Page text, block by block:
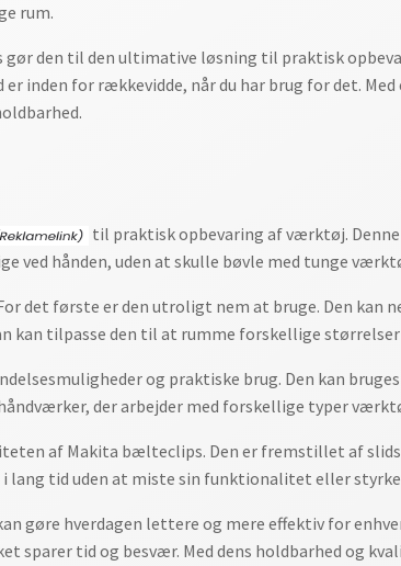
rum.
den til den ultimative løsning til praktisk
inden for rækkevidde, når du har brug for det.
til praktisk opbevaring af værktøj.
ved hånden, uden at skulle bøvle med tunge
det første er den utroligt nem at bruge. Den
kan tilpasse den til at rumme forskellige
og praktiske brug. Den kan
der arbejder med forskellige typer
af Makita bælteclips. Den er fremstillet af
lang tid uden at miste sin funktionalitet eller
gøre hverdagen lettere og mere effektiv for
sparer tid og besvær. Med dens holdbarhed og